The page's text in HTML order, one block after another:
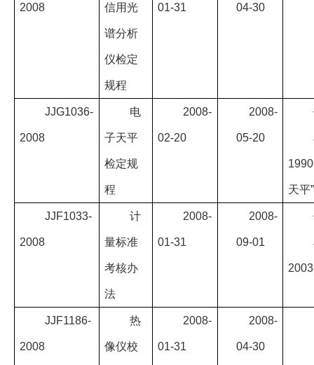
2008 信用光
谱分析
仪检定
规程
01-31 04-30
JJG1036-
2008
电
子天平
检定规
程
2008-
02-20
2008-
05-20
1990
天平”
JJF1033-
2008
计
量标准
考核办
法
2008-
01-31
2008-
09-01
2003
JJF1186-
2008
热
像仪校
2008-
01-31
2008-
04-30